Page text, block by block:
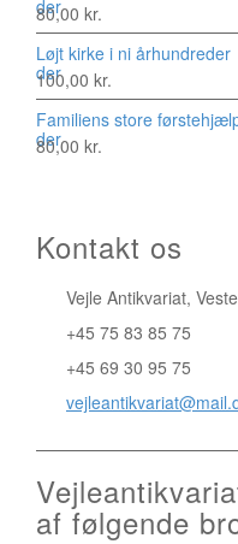
80,00 kr.
Løjt kirke i ni århundreder
100,00 kr.
Familiens store
80,00 kr.
Kontakt os
Vejle Antikvariat,
+45 75 83 85 75
+45 69 30 95 75
af følgende